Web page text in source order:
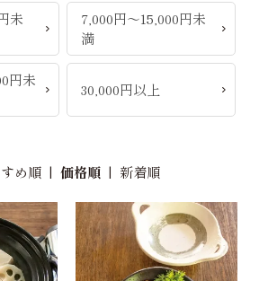
未
7,000円～15,000円未
満
円未
30,000円以上
め順| 価格順| 新着順